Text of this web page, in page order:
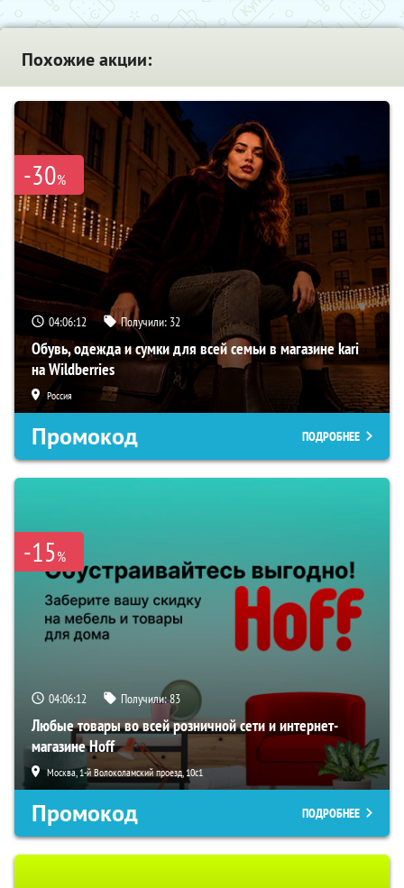
Похожие акции:
-30%
04:06:11 Получили: 32
Обувь, одежда и сумки для всей семьи в магазине kari
на Wildberries
Россия
Промокод ПОДРОБНЕЕ
-15%
04:06:11 Получили:83
Любые товары во всей розничной сети и интернет-
магазине Hoff
Москва, 1-й Волоколамский проезд, 10с1
Промокод ПОДРОБНЕЕ